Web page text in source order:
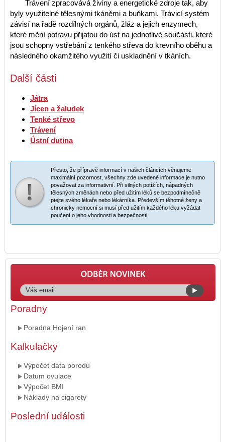
Trávení zpracovává živiny a energetické zdroje tak, aby
byly využitelné tělesnými tkáněmi a buňkami. Trávicí systém
závisí na řadě rozdílných orgánů, žláz a jejich enzymech,
které mění potravu přijatou do úst na jednotlivé součásti, které
jsou schopny vstřebání z tenkého střeva do krevního oběhu a
následného okamžitého využití či uskladnění v tkáních.
Další části
Játra
Jícen a žaludek
Tenké střevo
Trávení
Ústní dutina
Přesto, že přípravě informací v našich článcích věnujeme
maximální pozornost, všechny zde uvedené informace je nutno
považovat za informativní. Při silných potížích, nápadných
tělesných změnách nebo před užitím léků se bezpodmínečně
ptejte svého lékaře nebo lékárníka. Především těhotné ženy a
chronicky nemocní si musí před užitím každého léku vyžádat
poučení o jeho vhodnosti a bezpečnosti.
Poradny
Poradna Hojení ran
Kalkulačky
Výpočet data porodu
Datum ovulace
Výpočet BMI
Náklady na cigarety
Poslední události